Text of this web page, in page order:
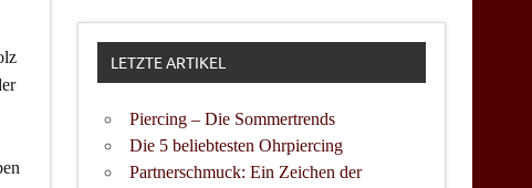
LETZTE ARTIKEL
Piercing – Die Sommertrends
Die 5 beliebtesten Ohrpiercing
Partnerschmuck: Ein Zeichen der